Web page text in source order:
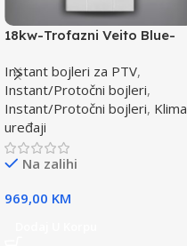
18kw-Trofazni Veito Blue-
Instant bojleri za PTV,
Instant/Protočni bojleri,
Instant/Protočni bojleri, Klima
uređaji
Na zalihi
969,00 KM